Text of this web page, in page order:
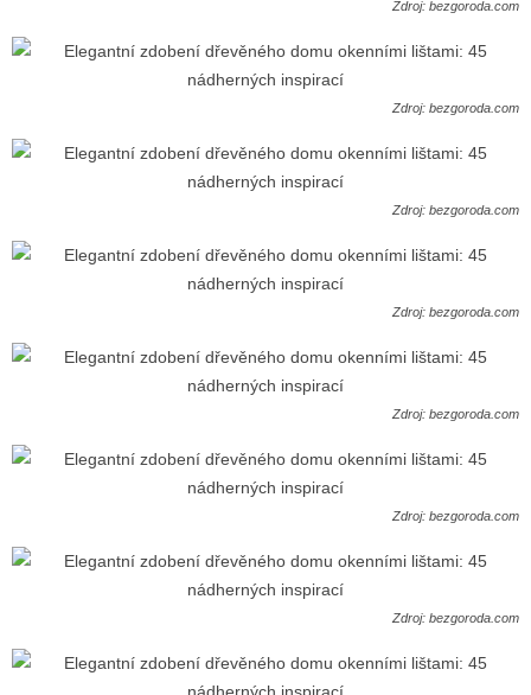
Zdroj: bezgoroda.com
Zdroj: bezgoroda.com
Zdroj: bezgoroda.com
Zdroj: bezgoroda.com
Zdroj: bezgoroda.com
Zdroj: bezgoroda.com
Zdroj: bezgoroda.com